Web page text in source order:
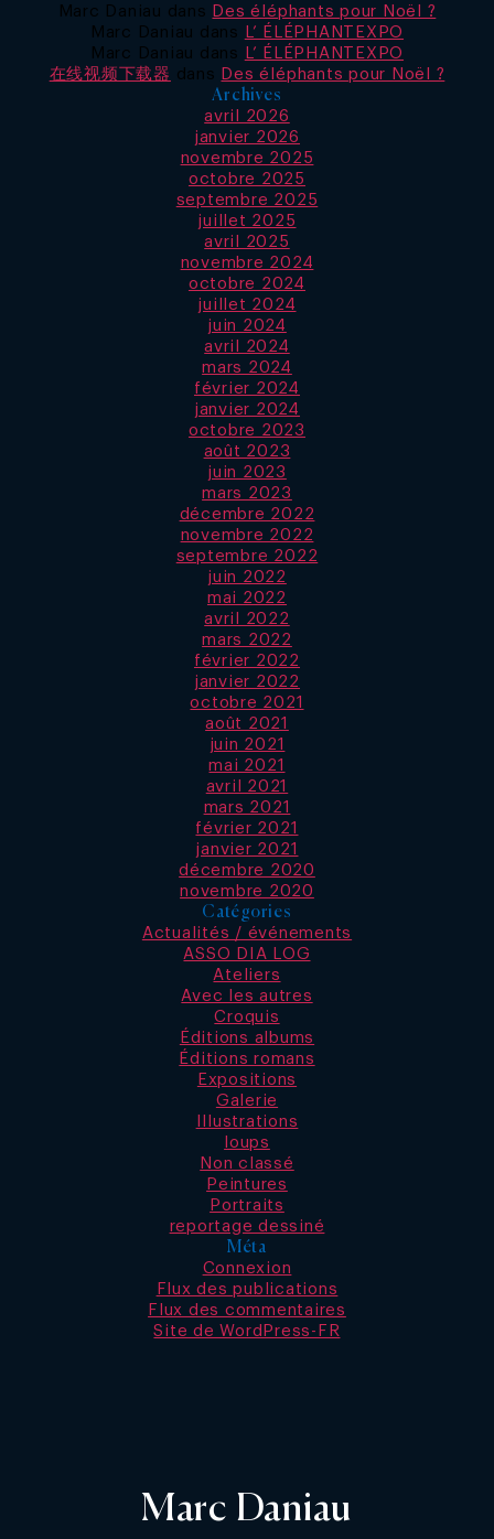
Marc Daniau dans Des éléphants pour Noël ?
Marc Daniau dans
L’ ÉLÉPHANTEXPO
Marc Daniau dans
L’ ÉLÉPHANTEXPO
在线视频下载器 dans Des éléphants pour Noël ?
Archives
avril 2026
janvier 2026
novembre 2025
octobre 2025
septembre 2025
juillet 2025
avril 2025
novembre 2024
octobre 2024
juillet 2024
juin 2024
avril 2024
mars 2024
février 2024
janvier 2024
octobre 2023
août 2023
juin 2023
mars 2023
décembre 2022
novembre 2022
septembre 2022
juin 2022
mai 2022
avril 2022
mars 2022
février 2022
janvier 2022
octobre 2021
août 2021
juin 2021
mai 2021
avril 2021
mars 2021
février 2021
janvier 2021
décembre 2020
novembre 2020
Catégories
Actualités / événements
ASSO DIA LOG
Ateliers
Avec les autres
Croquis
Éditions albums
Éditions romans
Expositions
Galerie
Illustrations
loups
Non classé
Peintures
Portraits
reportage dessiné
Méta
Connexion
Flux des publications
Flux des commentaires
Site de WordPress-FR
Marc Daniau